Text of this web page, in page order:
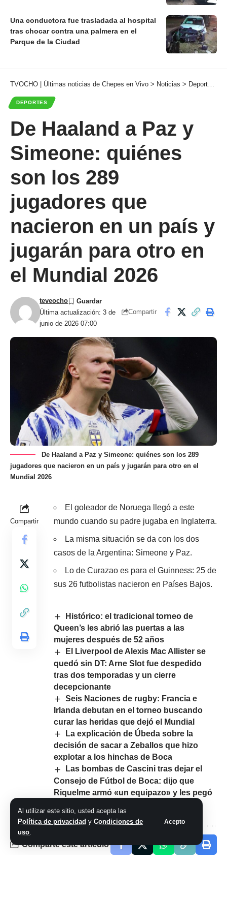
Al utilizar este sitio, usted acepta las
Política de privacidad y Condiciones de
uso.
Acepto
Una conductora fue trasladada al hospital
tras chocar contra una palmera en el
Parque de la Ciudad
TVOCHO | Últimas noticias de Chepes en Vivo > Noticias > Deportes
DEPORTES
De Haaland a Paz y
Simeone: quiénes
son los 289
jugadores que
nacieron en un país y
jugarán para otro en
el Mundial 2026
Última actualización: 3 de
junio de 2026 07:00
teveocho
Compartir
De Haaland a Paz y Simeone: quiénes son los 289
jugadores que nacieron en un país y jugarán para otro en el
Mundial 2026
Compartir
El goleador de Noruega llegó a este
mundo cuando su padre jugaba en Inglaterra.
La misma situación se da con los dos
casos de la Argentina: Simeone y Paz.
Lo de Curazao es para el Guinness: 25 de
sus 26 futbolistas nacieron en Países Bajos.
Histórico: el tradicional torneo de
Queen’s les abrió las puertas a las
mujeres después de 52 años
El Liverpool de Alexis Mac Allister se
quedó sin DT: Arne Slot fue despedido
tras dos temporadas y un cierre
decepcionante
Seis Naciones de rugby: Francia e
Irlanda debutan en el torneo buscando
curar las heridas que dejó el Mundial
La explicación de Úbeda sobre la
decisión de sacar a Zeballos que hizo
explotar a los hinchas de Boca
Las bombas de Cascini tras dejar el
Consejo de Fútbol de Boca: dijo que
Riquelme armó «un equipazo» y les pegó
Comparte este artículo